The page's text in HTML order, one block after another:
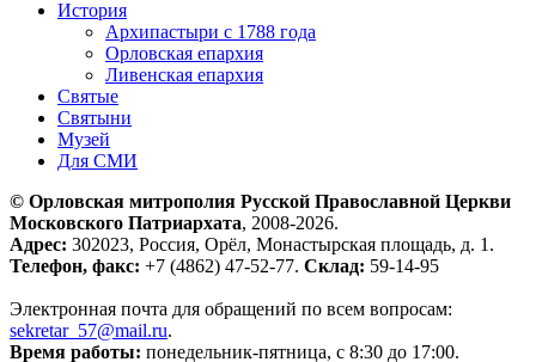
История
Архипастыри с 1788 года
Орловская епархия
Ливенская епархия
Святые
Святыни
Музей
Для СМИ
© Орловская митрополия Русской Православной Церкви
Московского Патриархата, 2008-2026.
Адрес: 302023, Россия, Орёл, Монастырская площадь, д. 1.
Телефон, факс: +7 (4862) 47-52-77. Склад: 59-14-95
Электронная почта для обращений по всем вопросам:
sekretar_57@mail.ru.
Время работы: понедельник-пятница, с 8:30 до 17:00.